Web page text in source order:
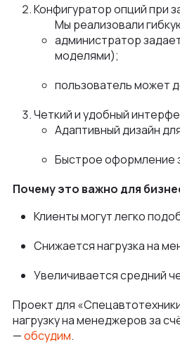
Конфигуратор опций при
Мы реализовали
администратор
моделями);
пользователь может
Четкий и удобный
Адаптивный дизайн
Быстрое оформление
Почему это важно для
Клиенты могут легко
Снижается нагрузка на
Увеличивается средний
Проект для
нагрузку на менеджеров за
—обсудим.